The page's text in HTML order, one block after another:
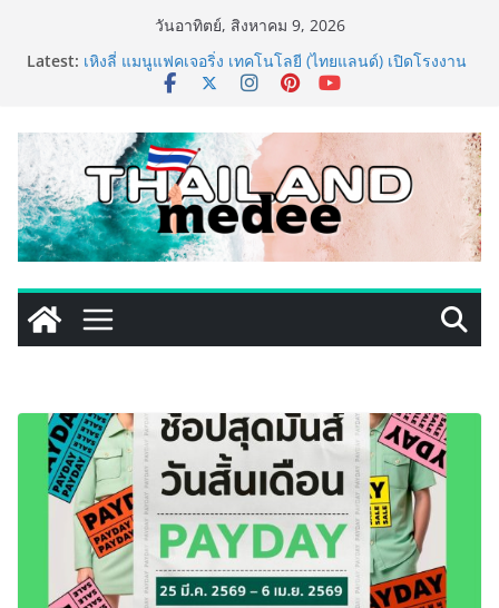
วันอาทิตย์, สิงหาคม 9, 2026
Latest: เหิงลี่ แมนูแฟคเจอริ่ง เทคโนโลยี (ไทยแลนด์) เปิดโรงงาน
แห่งใหม่ในชลบุรี เดินหน้าขยายฐานการผลิตสู่เอเชียตะวัน
LORDNINE จัดศึกคนดังสายเกม ไทย ปะทะ ฟิลิปปินส์ ใน
“Rise of the Tenth Lord” เปิดสงครามกิลด์ข้ามประเทศ
ฉลองเซิร์ฟเวอร์ใหม่ เฮเลนา
PIPPER STANDARD® เปิดตัวแชมพูอาบน้ำ และ โฟมอาบ
แห้งสัตว์เลี้ยง ชูนวัตกรรมพลังธรรมชาติ “Zero-Residue”
เลียขนได้ ปลอดภัย ไร้สารตกค้าง
เริ่มแล้ว! อ.ต.ก.แฟร์ 4 ภาค @ภาคกลาง “มนต์เสน่ห์เกษตร
ไทย สู่ใจกลางมหานคร” ชวนชิม ช้อป สินค้าเกษตร
คุณภาพจากทั่วไทย วันนี้ – 8 สิงหาคมนี้ ณ ลานคนเมือง
ททท. ประกาศความสำเร็จ Village to the World Season
5 ผนึก 9 พันธมิตร ขับเคลื่อน ESG Tourism สืบสานพระ